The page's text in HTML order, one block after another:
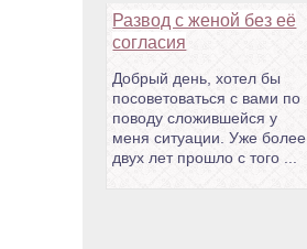
Развод с женой без её
согласия
Добрый день, хотел бы
посоветоваться с вами по
поводу сложившейся у
меня ситуации. Уже более
двух лет прошло с того ...